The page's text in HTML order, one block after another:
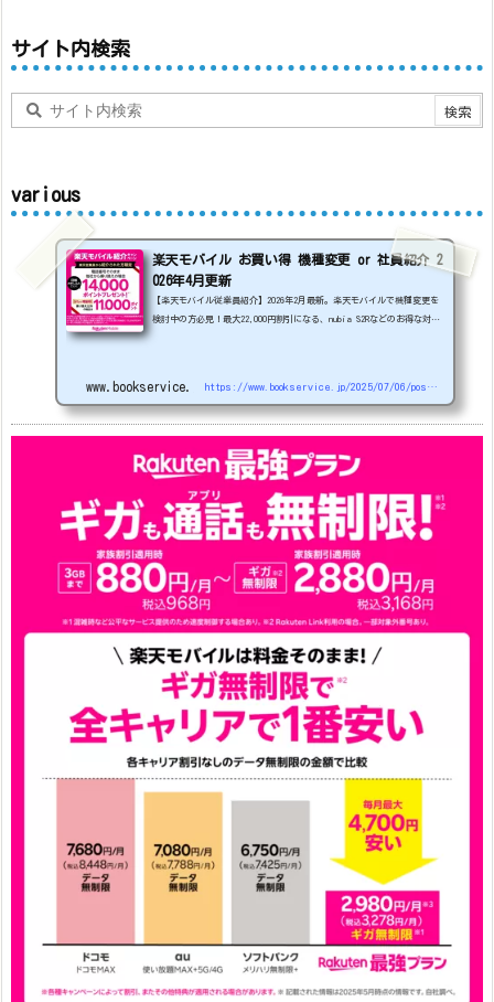
サイト内検索
various
楽天モバイル お買い得 機種変更 or 社員紹介 2
026年4月更新
【楽天モバイル従業員紹介】2026年2月最新。楽天モバイルで機種変更を
検討中の方必見！最大22,000円割引になる、nubia S2Rなどのお得な対象
arrows We2 1円 arrows We2 Plus #1円 値
www.bookservice.jp https://www.bookservice.jp/2025/07/06/post-48181